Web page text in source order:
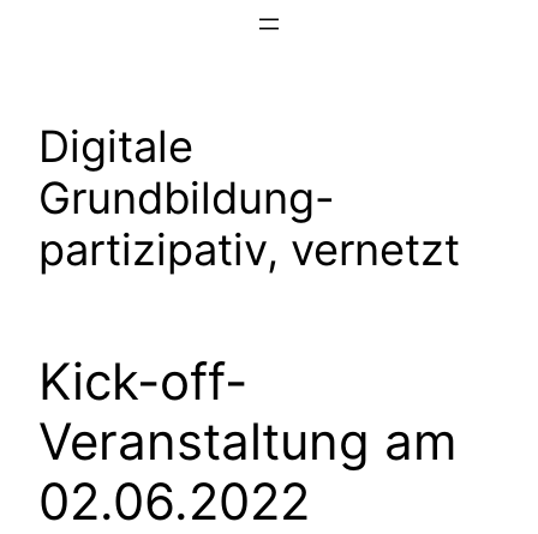
Digitale
Grundbildung-
partizipativ, vernetzt
Kick-off-
Veranstaltung am
02.06.2022